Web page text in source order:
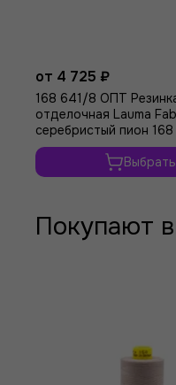
от 4 725 ₽
168 641/8 ОПТ
отделочная Lauma
серебристый пион 168
Выбрать
Покупают